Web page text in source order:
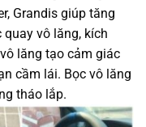
Grandis giúp tăng
vô lăng, kích
lăng tạo cảm giác
cầm lái. Bọc vô lăng
tháo lắp.